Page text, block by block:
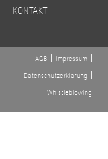
KONTAKT
AGB
Impressum
Datenschutzerklärung
Whistleblowing